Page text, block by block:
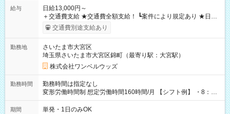
給与
日給13,000円～
＋交通費支給 ★交通費全額支給！ ┗案件により規定あり ★日払
いOK！（規定あり） ┗働いたその日に現金GET♪ お仕事後はコ
ンビニATMから 日払い分を引き落とせます！ 【試用期間】試
交通費別途支給あり
勤務地
さいたま市大宮区
埼玉県さいたま市大宮区錦町（最寄り駅：大宮駅）
株式会社ワンベルウッズ
勤務時間
勤務時間は指定なし
変形労働時間制 想定労働時間160時間/月 【シフト例】 ・8：00
～21：00
期間 単発・1日のみOK